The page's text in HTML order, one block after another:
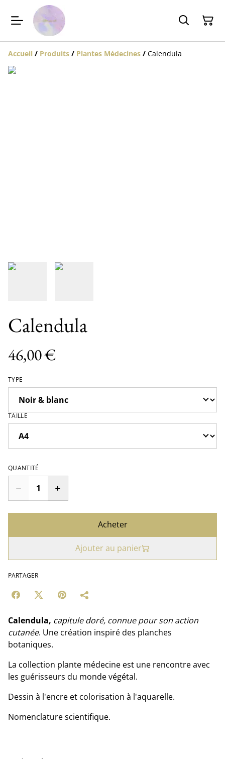
Accueil / Produits / Plantes Médecines / Calendula
Calendula
46,00 €
TYPE
TAILLE
QUANTITÉ
Acheter
Ajouter au panier
PARTAGER
Calendula, capitule doré, connue pour son action
cutanée. Une création inspiré des planches
botaniques.
La collection plante médecine est une rencontre avec
les guérisseurs du monde végétal.
Dessin à l'encre et colorisation à l'aquarelle.
Nomenclature scientifique.